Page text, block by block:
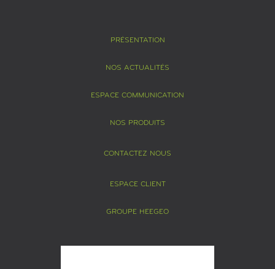
PRÉSENTATION
NOS ACTUALITÉS
ESPACE COMMUNICATION
NOS PRODUITS
CONTACTEZ NOUS
ESPACE CLIENT
GROUPE HEEGEO